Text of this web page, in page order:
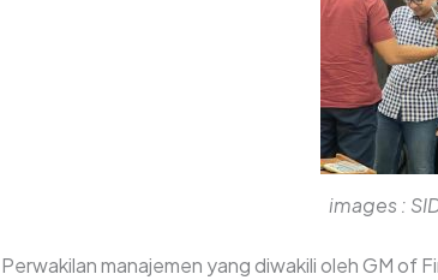
images :
Perwakilan manajemen yang diwakili oleh GM of